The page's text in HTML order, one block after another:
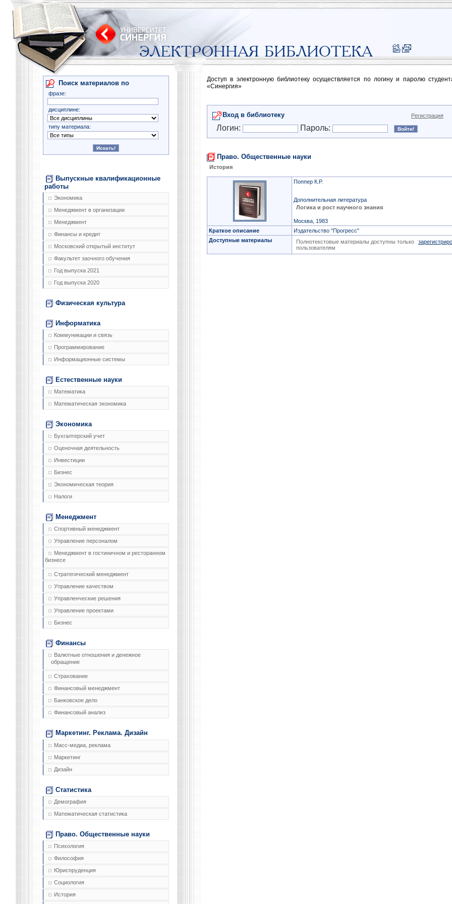
Поиск материалов по
фразе:
дисциплине:
типу материала:
Выпускные квалификационные
работы
Экономика
Менеджмент в организации
Менеджмент
Финансы и кредит
Московский открытый институт
Факультет заочного обучения
Год выпуска 2021
Год выпуска 2020
Физическая культура
Информатика
Коммуникации и связь
Программирование
Информационные системы
Естественные науки
Математика
Математическая экономика
Экономика
Бухгалтерский учет
Оценочная деятельность
Инвестиции
Бизнес
Экономическая теория
Налоги
Менеджмент
Спортивный менеджмент
Управление персоналом
Менеджмент в гостиничном и ресторанном
бизнесе
Стратегический менеджмент
Управление качеством
Управленческие решения
Управление проектами
Бизнес
Финансы
Валютные отношения и денежное
обращение
Страхование
Финансовый менеджмент
Банковское дело
Финансовый анализ
Маркетинг. Реклама. Дизайн
Масс-медиа, реклама
Маркетинг
Дизайн
Статистика
Демография
Математическая статистика
Право. Общественные науки
Психология
Философия
Юриспруденция
Социология
История
Доступ в электронную библиотеку осуществляется по логину и паролю
«Синергия»
Вход в библиотеку Регистрация
Логин: Пароль:
Право. Общественные науки
История
Поппер К.Р.
Дополнительная литература
Логика и рост научного знания
Москва, 1983
Краткое описание
Издательство "Прогресс"
Доступные материалы
Полнотекстовые материалы доступны только
пользователям